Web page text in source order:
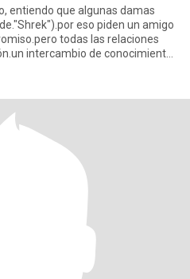
entiendo que algunas damas
eso piden un amigo
todas las relaciones
intercambio de conocimiento